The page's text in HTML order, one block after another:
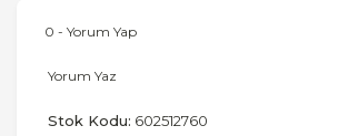
0 - Yorum Yap
Yorum Yaz
Stok Kodu: 602512760